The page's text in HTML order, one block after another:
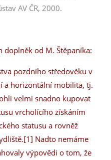
AV ČR, 2000.
doplněk od M. Štěpaníka:
pozdního středověku v
a horizontální mobilita, tj.
velmi snadno kupovat
vrcholícího získáním
statusu a rovněž
Nadto nemáme
výpovědi o tom, že